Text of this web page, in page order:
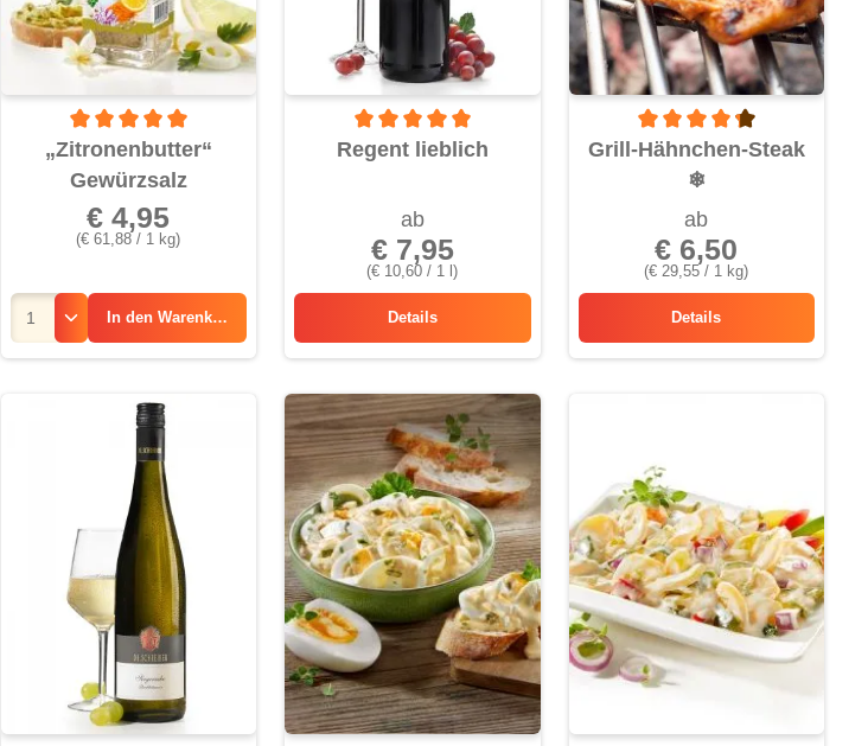
2.5 von 5 Sternen
Durchschnittliche Bewertung von 5 von 5 Sternen
„Zitronenbutter“
Gewürzsalz
(€ 61,88 / 1 kg)
€ 4,95
In den Warenkorb
Durchschnittliche Bewertung von 5 von 5 Sternen
Regent lieblich
(€ 10,60 / 1 l)
ab
€ 7,95
Details
Durchschnittliche Bewertung
Grill-Hähnchen-Steak
❄
(€ 29,55 / 1 kg)
ab
€ 6,50
Details
Grill-Hähnchen-Steak